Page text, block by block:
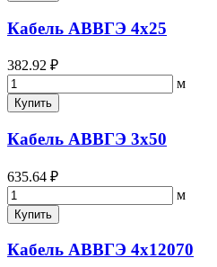
Кабель АВВГЭ 4х25
382.92 ₽
м
Купить
Кабель АВВГЭ 3х50
635.64 ₽
м
Купить
Кабель АВВГЭ 4х12070